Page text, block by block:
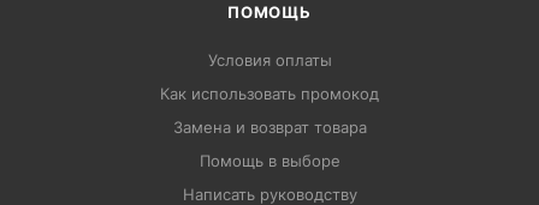
ПОМОЩЬ
Условия оплаты
Как использовать промокод
Замена и возврат товара
Помощь в выборе
Написать руководству